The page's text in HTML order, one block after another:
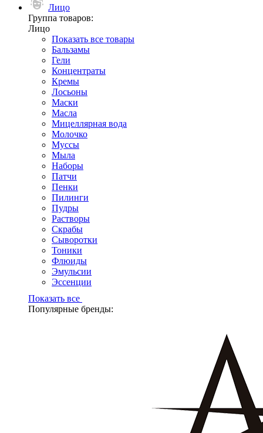
Лицо
Группа товаров:
Лицо
Показать все товары
Бальзамы
Гели
Концентраты
Кремы
Лосьоны
Маски
Масла
Мицеллярная вода
Молочко
Муссы
Мыла
Наборы
Патчи
Пенки
Пилинги
Пудры
Растворы
Скрабы
Сыворотки
Тоники
Флюиды
Эмульсии
Эссенции
Показать все
Популярные бренды: